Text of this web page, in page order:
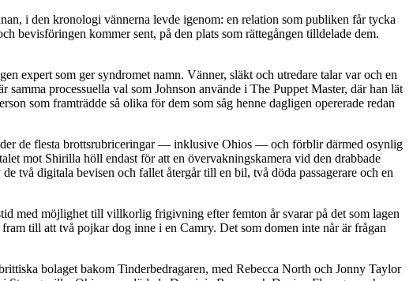
i den kronologi vännerna levde igenom: en relation som publiken får tycka
kommer sent, på den plats som rättegången tilldelade dem.
expert som ger syndromet namn. Vänner, släkt och utredare talar var och en
processuella val som Johnson använde i The Puppet Master, där han lät
som framträdde så olika för dem som såg henne dagligen opererade redan
de flesta brottsrubriceringar — inklusive Ohios — och förblir därmed osynlig
mot Shirilla höll endast för att en övervakningskamera vid den drabbade
två digitala bevisen och fallet återgår till en bil, två döda passagerare och en
med möjlighet till villkorlig frigivning efter femton år svarar på det som lagen
till att två pojkar dog inne i en Camry. Det som domen inte når är frågan
bolaget bakom Tinderbedragaren, med Rebecca North och Jonny Taylor